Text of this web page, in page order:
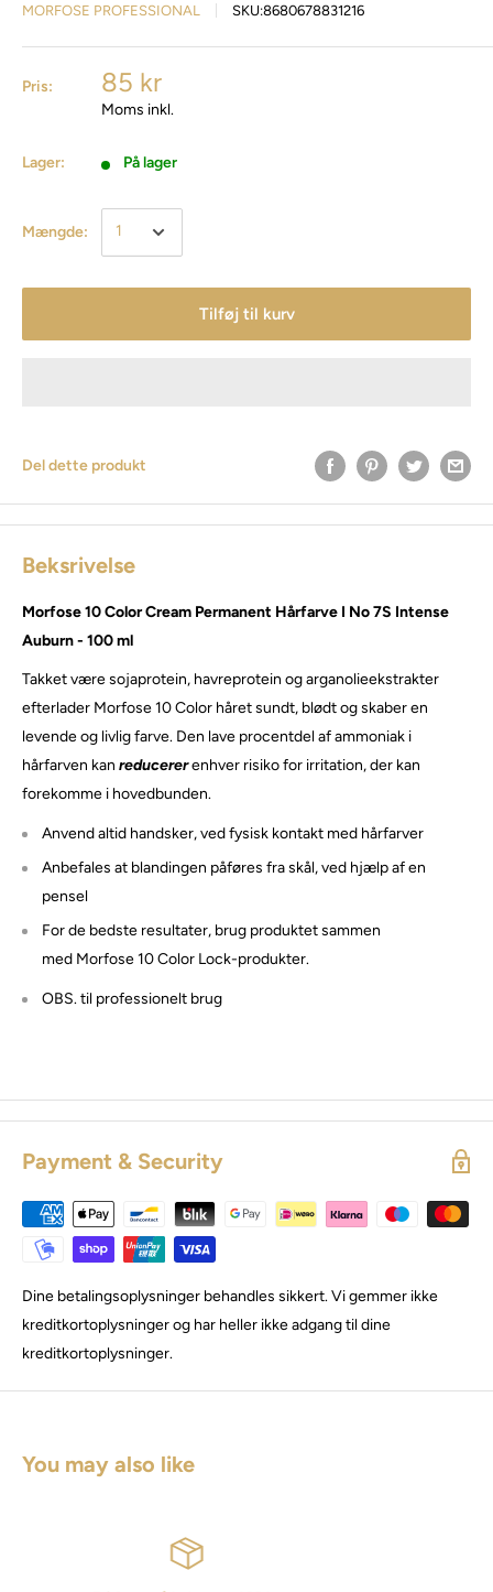
MORFOSE PROFESSIONAL SKU:8680678831216
Pris: 85 kr
Moms inkl.
Lager: På lager
Mængde:
Tilføj til kurv
Del dette produkt
Beksrivelse
Morfose 10 Color Cream Permanent Hårfarve I No 7S Intense
Auburn - 100 ml
Takket være sojaprotein, havreprotein og arganolieekstrakter
efterlader Morfose 10 Color håret sundt, blødt og skaber en
levende og livlig farve. Den lave procentdel af ammoniak i
hårfarven kan reducererenhver risiko for irritation, der kan
forekomme i hovedbunden.
Anvend altid handsker, ved fysisk kontakt med hårfarver
Anbefales at blandingen påføres fra skål, ved hjælp af en
pensel
For de bedste resultater, brug produktet sammen
med Morfose 10 Color Lock-produkter.
OBS. til professionelt brug
Payment & Security
Dine betalingsoplysninger behandles sikkert. Vi gemmer ikke
kreditkortoplysninger og har heller ikke adgang til dine
kreditkortoplysninger.
You may also like